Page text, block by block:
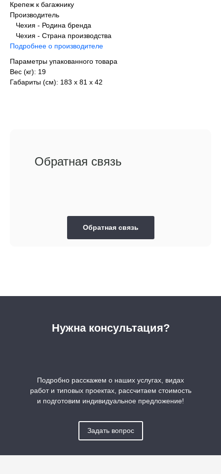
Крепеж к багажнику
Производитель
Чехия - Родина бренда
Чехия - Страна производства
Подробнее о производителе
Параметры упакованного товара
Вес (кг): 19
Габариты (см): 183 х 81 х 42
Обратная связь
Обратная связь
Нужна консультация?
Подробно расскажем о наших услугах, видах
работ и типовых проектах, рассчитаем стоимость
и подготовим индивидуальное предложение!
Задать вопрос